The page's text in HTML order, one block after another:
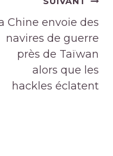
Chine envoie des
navires de guerre
près de Taïwan
alors que les
hackles éclatent